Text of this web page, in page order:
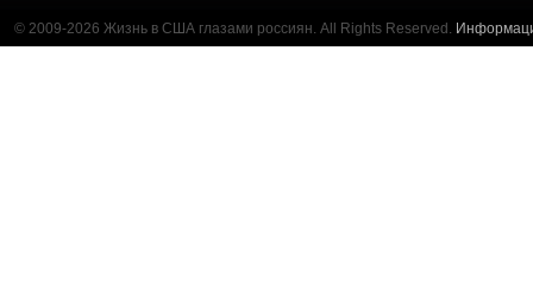
© 2009-2026 Жизнь в США глазами россиян. All Rights Reserved.